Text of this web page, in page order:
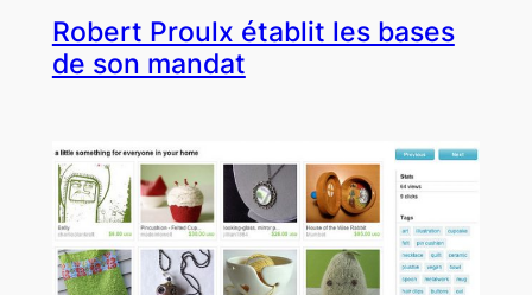
Robert Proulx établit les bases
de son mandat